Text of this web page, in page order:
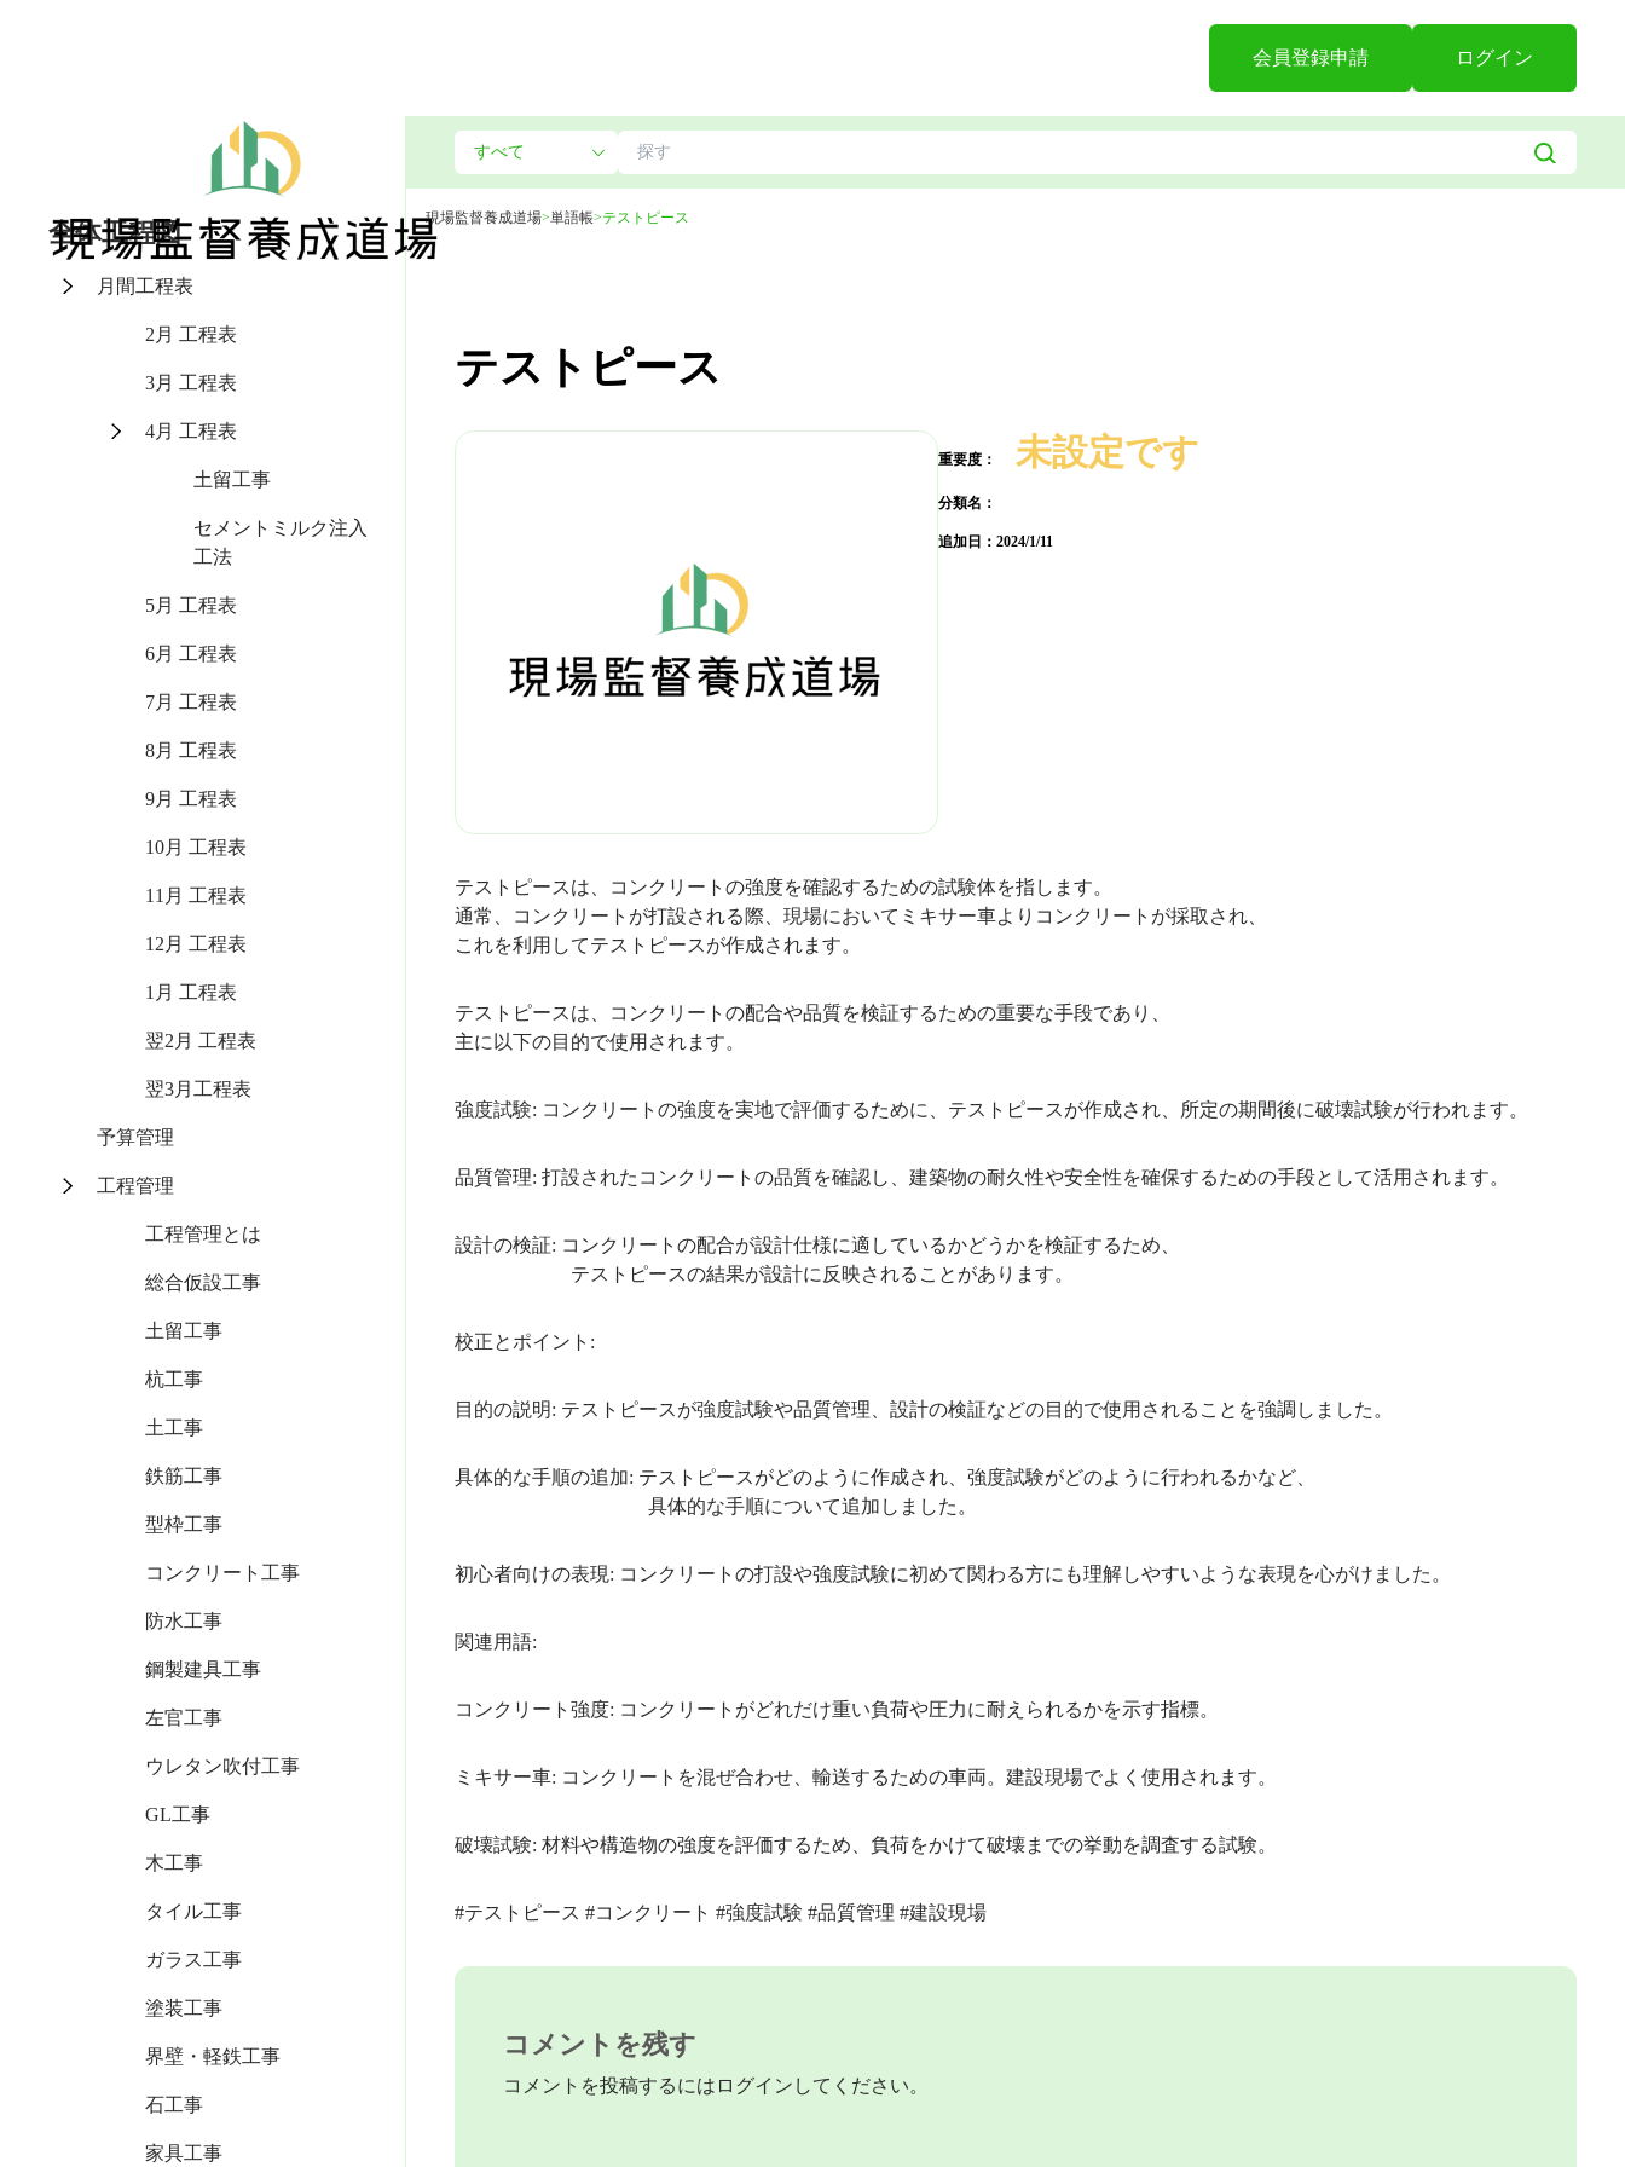
会員登録申請 ログイン
全体工程図
月間工程表
2月 工程表
3月 工程表
4月 工程表
土留工事
セメントミルク注入
工法
5月 工程表
6月 工程表
7月 工程表
8月 工程表
9月 工程表
10月 工程表
11月 工程表
12月 工程表
1月 工程表
翌2月 工程表
翌3月工程表
予算管理
工程管理
工程管理とは
総合仮設工事
土留工事
杭工事
土工事
鉄筋工事
型枠工事
コンクリート工事
防水工事
鋼製建具工事
左官工事
ウレタン吹付工事
GL工事
木工事
タイル工事
ガラス工事
塗装工事
界壁・軽鉄工事
石工事
家具工事
現場監督養成道場>単語帳>テストピース
テストピース
重要度： 未設定です
分類名：
追加日： 2024/1/11
テストピースは、コンクリートの強度を確認するための試験体を指します。
通常、コンクリートが打設される際、現場においてミキサー車よりコンクリートが採取され、
これを利用してテストピースが作成されます。
テストピースは、コンクリートの配合や品質を検証するための重要な手段であり、
主に以下の目的で使用されます。
強度試験: コンクリートの強度を実地で評価するために、テストピースが作成され、所定の期間後に破壊試験が行われます。
品質管理: 打設されたコンクリートの品質を確認し、建築物の耐久性や安全性を確保するための手段として活用されます。
設計の検証: コンクリートの配合が設計仕様に適しているかどうかを検証するため、
テストピースの結果が設計に反映されることがあります。
校正とポイント:
目的の説明: テストピースが強度試験や品質管理、設計の検証などの目的で使用されることを強調しました。
具体的な手順の追加: テストピースがどのように作成され、強度試験がどのように行われるかなど、
具体的な手順について追加しました。
初心者向けの表現: コンクリートの打設や強度試験に初めて関わる方にも理解しやすいような表現を心がけました。
関連用語:
コンクリート強度: コンクリートがどれだけ重い負荷や圧力に耐えられるかを示す指標。
ミキサー車: コンクリートを混ぜ合わせ、輸送するための車両。建設現場でよく使用されます。
破壊試験: 材料や構造物の強度を評価するため、負荷をかけて破壊までの挙動を調査する試験。
#テストピース #コンクリート #強度試験 #品質管理 #建設現場
コメントを残す
コメントを投稿するには ログイン してください。